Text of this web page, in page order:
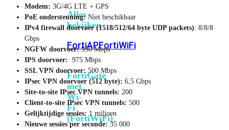
Alles
bekijken
FortiAPFortiWiFi
FortiGate
met
Wi-
Fi
(FortiWiFi)
Modem: 3G/4G LTE + GPS
PoE ondersteuning:Niet beschikbaar
IPv4 firewall doorvoer (1518/512/64 byte UDP packets): 8/8/8
Gbps
NGFW doorvoer:950 Mbps
IPS doorvoer: 975 Mbps
SSL VPN doorvoer:500 Mbps
IPsec VPN doorvoer (512 byte): 6,5 Gbps
Site-to-site IPsec VPN tunnels: 200
Client-to-site IPsec VPN tunnels: 500
Gelijktijdige sessies:1 miljoen
Nieuwe sessies per seconde: 35 000